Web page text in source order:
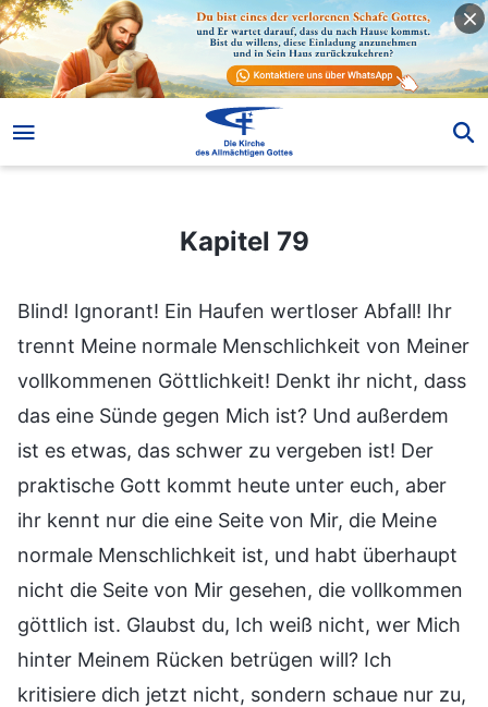
Kapitel 79
Blind! Ignorant! Ein Haufen wertloser Abfall! Ihr
trennt Meine normale Menschlichkeit von Meiner
vollkommenen Göttlichkeit! Denkt ihr nicht, dass
das eine Sünde gegen Mich ist? Und außerdem
ist es etwas, das schwer zu vergeben ist! Der
praktische Gott kommt heute unter euch, aber
ihr kennt nur die eine Seite von Mir, die Meine
normale Menschlichkeit ist, und habt überhaupt
nicht die Seite von Mir gesehen, die vollkommen
göttlich ist. Glaubst du, Ich weiß nicht, wer Mich
hinter Meinem Rücken betrügen will? Ich
kritisiere dich jetzt nicht, sondern schaue nur zu,